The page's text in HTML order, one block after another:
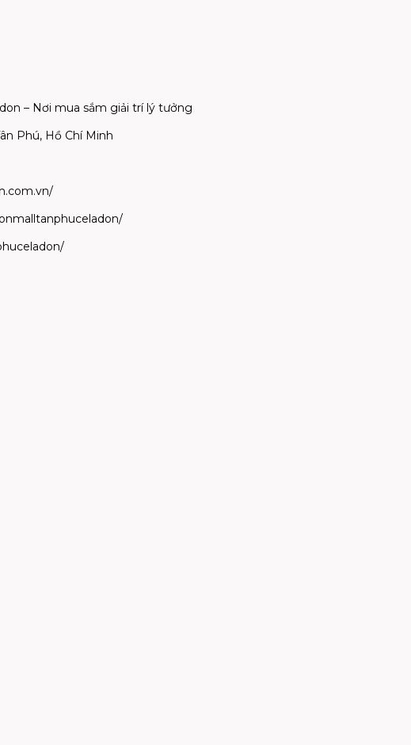
– Nơi mua sắm giải trí lý tưởng
Phú, Hồ Chí Minh